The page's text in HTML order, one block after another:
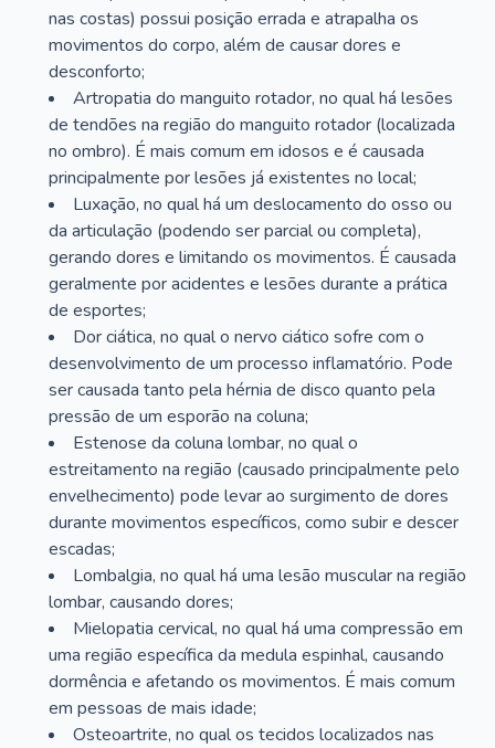
nas costas) possui posição errada e atrapalha os
movimentos do corpo, além de causar dores e
desconforto;
Artropatia do manguito rotador, no qual há lesões
de tendões na região do manguito rotador (localizada
no ombro). É mais comum em idosos e é causada
principalmente por lesões já existentes no local;
Luxação, no qual há um deslocamento do osso ou
da articulação (podendo ser parcial ou completa),
gerando dores e limitando os movimentos. É causada
geralmente por acidentes e lesões durante a prática
de esportes;
Dor ciática, no qual o nervo ciático sofre com o
desenvolvimento de um processo inflamatório. Pode
ser causada tanto pela hérnia de disco quanto pela
pressão de um esporão na coluna;
Estenose da coluna lombar, no qual o
estreitamento na região (causado principalmente pelo
envelhecimento) pode levar ao surgimento de dores
durante movimentos específicos, como subir e descer
escadas;
Lombalgia, no qual há uma lesão muscular na região
lombar, causando dores;
Mielopatia cervical, no qual há uma compressão em
uma região específica da medula espinhal, causando
dormência e afetando os movimentos. É mais comum
em pessoas de mais idade;
Osteoartrite, no qual os tecidos localizados nas